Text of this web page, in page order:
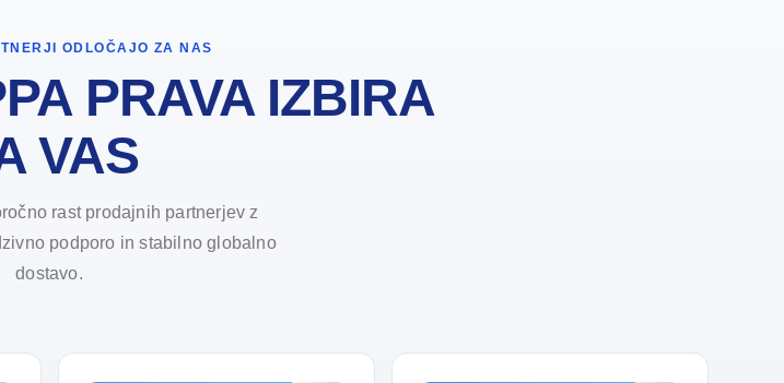
ODLOČAJO ZA NAS
PRAVA IZBIRA
VAS
rast prodajnih partnerjev z
podporo in stabilno globalno
dostavo.